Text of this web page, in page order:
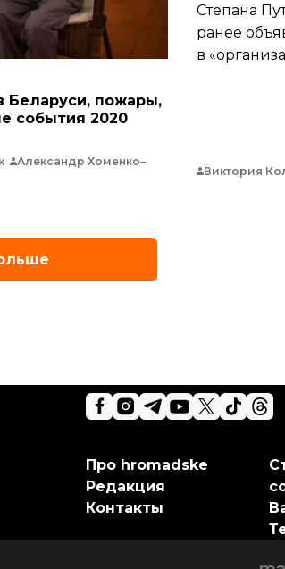
Беларуси, пожары,
события 2020
Александр Хоменко
Степана
ранее
в
Виктория
Про hromadske
Редакция
Контакты